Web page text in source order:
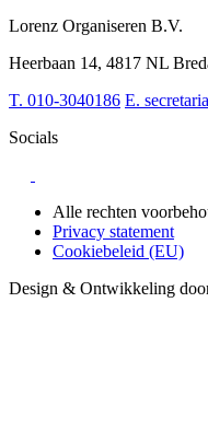
Over BiancAI
Digitalisering
Leiderschap &
Sociaal domein
Lorenz Organiseren B.V.
Heerbaan 14, 4817 NL
T. 010-3040186 E.
Socials
Alle rechten
Privacy statement
Cookiebeleid (EU)
Design & Ontwikkeling